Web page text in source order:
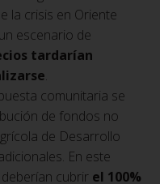
la crisis en Oriente
escenario de
tardarían
.
comunitaria se
de fondos no
de Desarrollo
En este
cubrir el 100%